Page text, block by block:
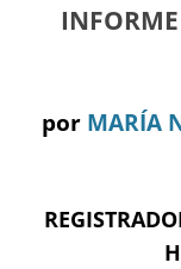
INFORME
por MARÍA